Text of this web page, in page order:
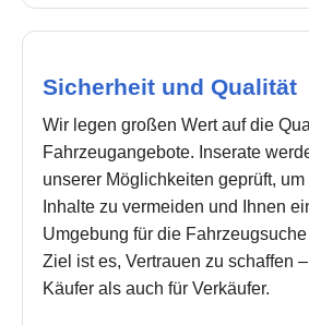
Sicherheit und Qualität
Wir legen großen Wert auf die
Fahrzeugangebote. Inserate
unserer Möglichkeiten geprüft,
Inhalte zu vermeiden und Ihnen
Umgebung für die
Ziel ist es, Vertrauen zu schaffen
Käufer als auch für Verkäufer.